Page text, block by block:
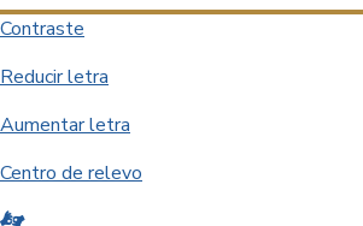
Contraste
Reducir letra
Aumentar letra
Centro de relevo